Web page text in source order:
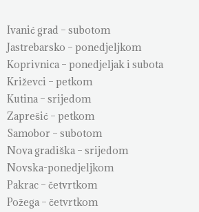
Ivanić grad – subotom
Jastrebarsko – ponedjeljkom
Koprivnica – ponedjeljak i subota
Križevci – petkom
Kutina – srijedom
Zaprešić – petkom
Samobor – subotom
Nova gradiška – srijedom
Novska-ponedjeljkom
Pakrac – četvrtkom
Požega – četvrtkom